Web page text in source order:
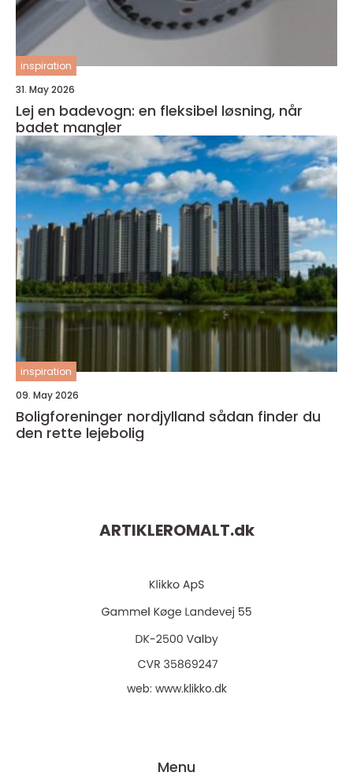
inspiration
31. May 2026
Lej en badevogn: en fleksibel løsning, når
badet mangler
inspiration
09. May 2026
Boligforeninger nordjylland sådan finder du
den rette lejebolig
ARTIKLEROMALT.dk
web: www.klikko.dk
Menu